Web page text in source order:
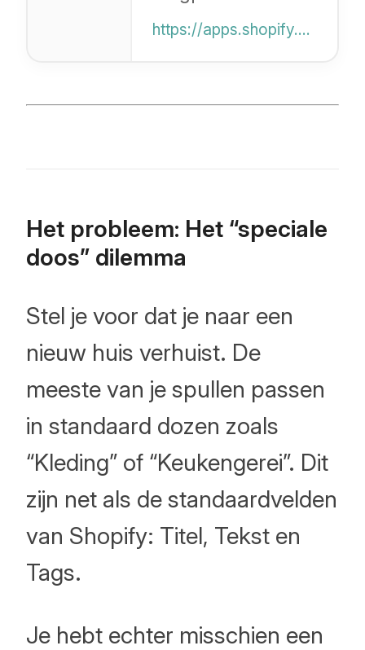
metafields.
afbeeldingen en
https://apps.shopify.com/blog-importer
Het probleem: Het “speciale
doos” dilemma
Stel je voor dat je naar een
nieuw huis verhuist. De
meeste van je spullen passen
in standaard dozen zoals
“Kleding” of “Keukengerei”. Dit
zijn net als de standaardvelden
van Shopify: Titel, Tekst en
Tags.
Je hebt echter misschien een